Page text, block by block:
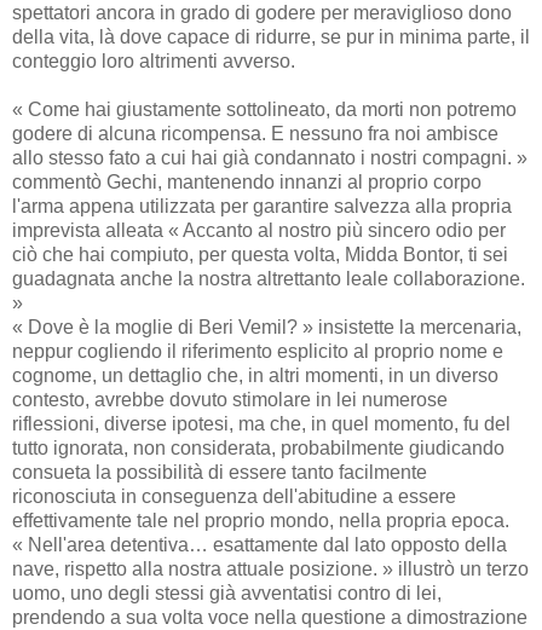
spettatori ancora in grado di godere per meraviglioso dono
della vita, là dove capace di ridurre, se pur in minima parte, il
conteggio loro altrimenti avverso.
« Come hai giustamente sottolineato, da morti non potremo
godere di alcuna ricompensa. E nessuno fra noi ambisce
allo stesso fato a cui hai già condannato i nostri compagni. »
commentò Gechi, mantenendo innanzi al proprio corpo
l'arma appena utilizzata per garantire salvezza alla propria
imprevista alleata « Accanto al nostro più sincero odio per
ciò che hai compiuto, per questa volta, Midda Bontor, ti sei
guadagnata anche la nostra altrettanto leale collaborazione.
»
« Dove è la moglie di Beri Vemil? » insistette la mercenaria,
neppur cogliendo il riferimento esplicito al proprio nome e
cognome, un dettaglio che, in altri momenti, in un diverso
contesto, avrebbe dovuto stimolare in lei numerose
riflessioni, diverse ipotesi, ma che, in quel momento, fu del
tutto ignorata, non considerata, probabilmente giudicando
consueta la possibilità di essere tanto facilmente
riconosciuta in conseguenza dell'abitudine a essere
effettivamente tale nel proprio mondo, nella propria epoca.
« Nell'area detentiva… esattamente dal lato opposto della
nave, rispetto alla nostra attuale posizione. » illustrò un terzo
uomo, uno degli stessi già avventatisi contro di lei,
prendendo a sua volta voce nella questione a dimostrazione